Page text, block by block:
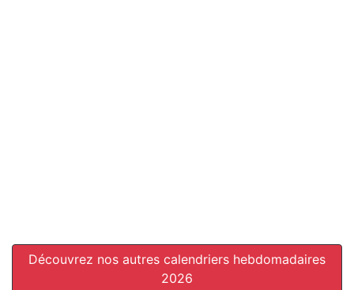
Découvrez nos autres calendriers hebdomadaires
2026